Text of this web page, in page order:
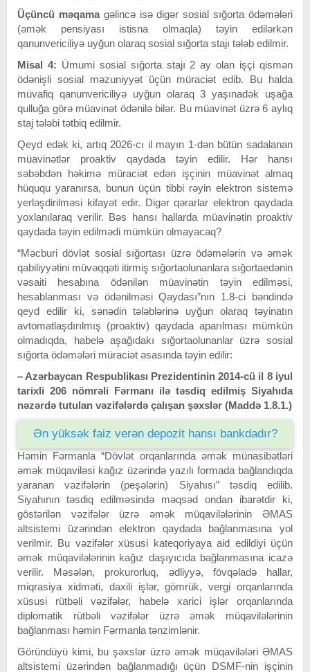
Üçüncü məqamagəlincə isə digər sosial sığorta ödəmələri
(əmək pensiyası istisna olmaqla) təyin edilərkən
qanunvericiliyə uyğun olaraq sosial sığorta stajı tələb edilmir.
Misal 4: Ümumi sosial sığorta stajı 2 ay olan işçi qismən
ödənişli sosial məzuniyyət üçün müraciət edib. Bu halda
müvafiq qanunvericiliyə uyğun olaraq 3 yaşınadək uşağa
qulluğa görə müavinət ödənilə bilər. Bu müavinət üzrə 6 aylıq
staj tələbi tətbiq edilmir.
Qeyd edək ki, artıq 2026-cı il mayın 1-dən bütün sadalanan
müavinətlər proaktiv qaydada təyin edilir. Hər hansı
səbəbdən həkimə müraciət edən işçinin müavinət almaq
hüququ yaranırsa, bunun üçün tibbi rəyin elektron sistemə
yerləşdirilməsi kifayət edir. Digər qərarlar elektron qaydada
yoxlanılaraq verilir. Bəs hansı hallarda müavinətin proaktiv
qaydada təyin edilmədi mümkün olmayacaq?
“Məcburi dövlət sosial sığortası üzrə ödəmələrin və əmək
qabiliyyətini müvəqqəti itirmiş sığortaolunanlara sığortaedənin
vəsaiti hesabına ödənilən müavinətin təyin edilməsi,
hesablanması və ödənilməsi Qaydası”nın 1.8-ci bəndində
qeyd edilir ki, sənədin tələblərinə uyğun olaraq təyinatın
avtomatlaşdırılmış (proaktiv) qaydada aparılması mümkün
olmadıqda, habelə aşağıdakı sığortaolunanlar üzrə sosial
sığorta ödəmələri müraciət əsasında təyin edilir:
– Azәrbaycan Respublikası Prezidentinin 2014-cü il 8 iyul
tarixli 206 nömrәli Fәrmanı ilә tәsdiq edilmiş Siyahıda
nәzәrdә tutulan vәzifәlәrdә çalışan şәxslәr (Maddә 1.8.1.)
Ən yüksək faiz verən depozit hansı bankdadır?
Həmin Fərmanla “Dövlət orqanlarında əmək münasibətləri
əmək müqaviləsi kağız üzərində yazılı formada bağlandıqda
yaranan vəzifələrin (peşələrin) Siyahısı” təsdiq edilib.
Siyahının təsdiq edilməsində məqsəd ondan ibarətdir ki,
göstərilən vəzifələr üzrə əmək müqavilələrinin ӘMAS
altsistemi üzərindən elektron qaydada bağlanmasına yol
verilmir. Bu vəzifələr xüsusi kateqoriyaya aid edildiyi üçün
əmək müqavilələrinin kağız daşıyıcıda bağlanmasına icazə
verilir. Məsələn, prokurorluq, ədliyyə, fövqəladə hallar,
miqrasiya xidməti, daxili işlər, gömrük, vergi orqanlarında
xüsusi rütbəli vəzifələr, habelə xarici işlər orqanlarında
diplomatik rütbəli vəzifələr üzrə əmək müqavilələrinin
bağlanması həmin Fərmanla tənzimlənir.
Göründüyü kimi, bu şəxslər üzrə əmək müqavilələri ӘMAS
altsistemi üzərindən bağlanmadığı üçün DSMF-nin işçinin